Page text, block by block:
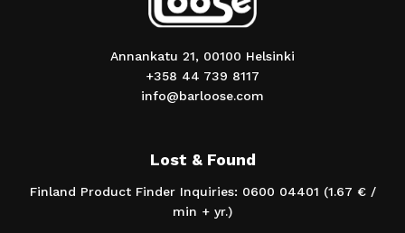
Annankatu 21, 00100 Helsinki
+358 44 739 8117
info@barloose.com
Lost & Found
Finland Product Finder Inquiries: 0600 04401 (1.67 € /
min + yr.)